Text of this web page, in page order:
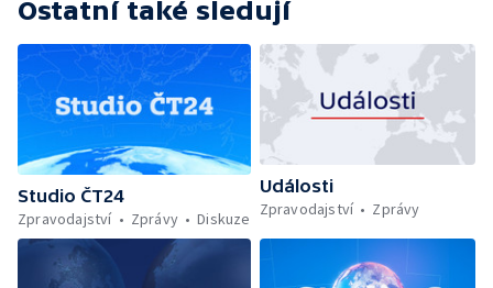
Ostatní také sledují
Studio ČT24
Zpravodajství
Zprávy Diskuze
Události
Zpravodajství
Zprávy